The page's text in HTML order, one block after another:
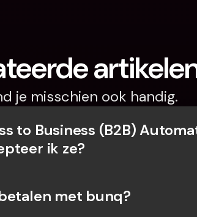
je misschien ook handig.
to Business (B2B)
ik ze?
met bunq?